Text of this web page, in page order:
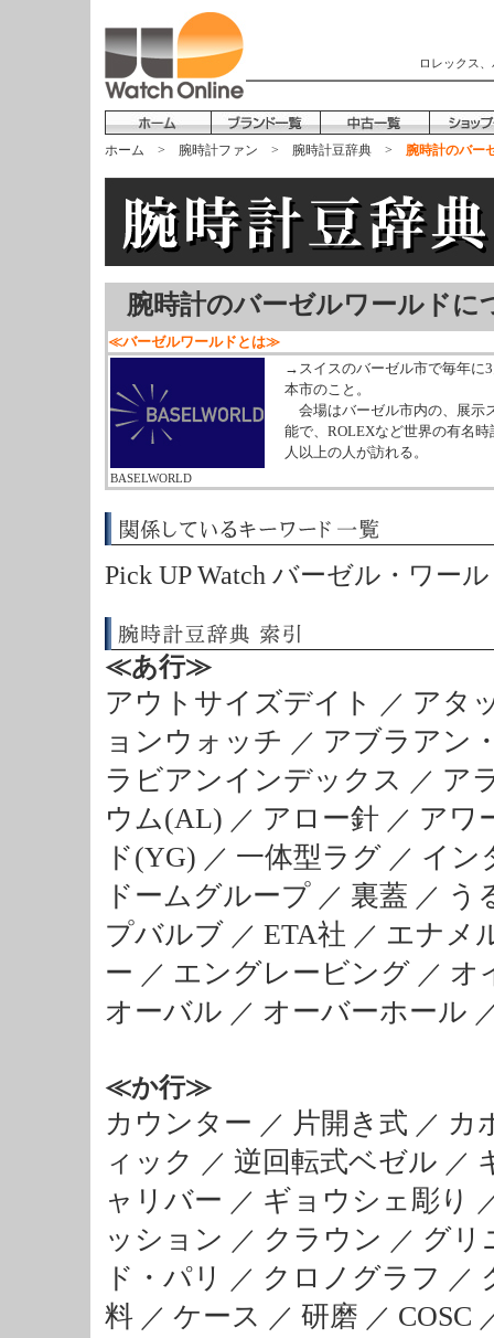
ロレックス
ホーム > 腕時計ファン > 腕時計豆辞典 > 腕時計のバー
腕時計のバーゼルワールドに
≪バーゼルワールドとは≫
→スイスのバーゼル市で毎年に
本市のこと。
会場はバーゼル市内の、展示
能で、ROLEXなど世界の有名
人以上の人が訪れる。
BASELWORLD
Pick UP Watch バーゼル・ワー
≪あ行≫
アウトサイズデイト ／ アタ
ョンウォッチ ／ アブラアン
ラビアンインデックス ／ ア
ウム(AL) ／ アロー針 ／ アワ
ド(YG) ／ 一体型ラグ ／ イン
ドームグループ ／ 裏蓋 ／ う
プバルブ ／ ETA社 ／ エナメ
ー ／ エングレービング ／ オ
オーバル ／ オーバーホール
≪か行≫
カウンター ／ 片開き式 ／ カ
ィック
／ 逆回転式ベゼル ／
ャリバー ／ ギョウシェ彫り
ッション ／ クラウン ／ グリ
ド・パリ
／ クロノグラフ ／
料 ／ ケース ／ 研磨 ／ COSC